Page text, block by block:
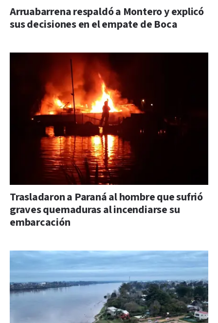
Arruabarrena respaldó a Montero y explicó
sus decisiones en el empate de Boca
Trasladaron a Paraná al hombre que sufrió
graves quemaduras al incendiarse su
embarcación